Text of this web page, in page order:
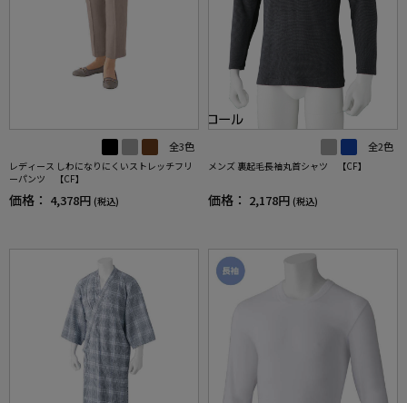
全3色
レディース しわになりにくいストレッチフリ
ーパンツ 【CF】
価格： 4,378円 (税込)
全2色
メンズ 裏起毛長袖丸首シャツ 【CF】
価格： 2,178円 (税込)